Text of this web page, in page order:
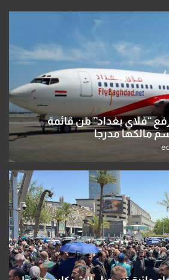
“فلاي بغداد” من قائمة
مالكها مدرجا